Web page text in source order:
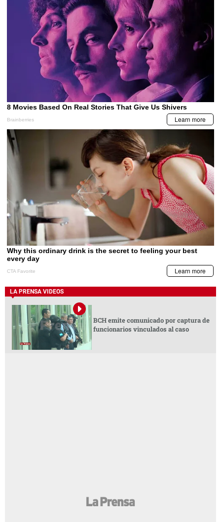
LA PRENSA VIDEOS
BCH emite comunicado por captura de
funcionarios vinculados al caso